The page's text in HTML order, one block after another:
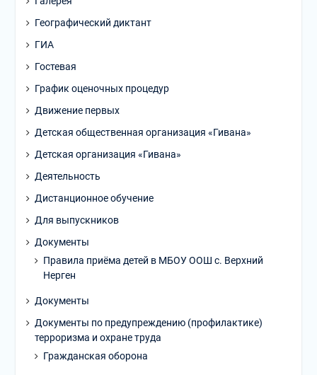
Географический диктант
ГИА
Гостевая
График оценочных процедур
Движение первых
Детская общественная организация «Гивана»
Детская организация «Гивана»
Деятельность
Дистанционное обучение
Для выпускников
Документы
Правила приёма детей в МБОУ ООШ с. Верхний
Нерген
Документы
Документы по предупреждению (профилактике)
терроризма и охране труда
Гражданская оборона